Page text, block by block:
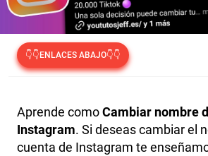
👇👇ENLACES ABAJO👇👇
Aprende comoCambiar nombre
Instagram. Si deseas cambiar el
cuenta de Instagram te